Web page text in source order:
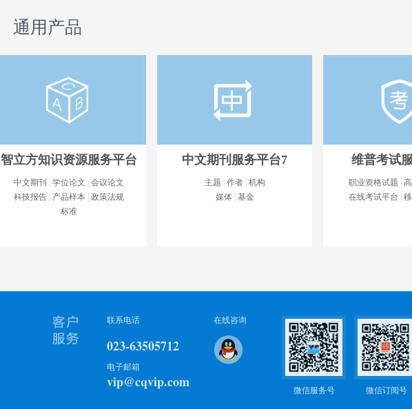
通用产品
详细..
智立方知识资源服务平台
中文期刊 | 学位论文 | 会议论文
科技报告| 产品样本| 政策法规
标准
中文期刊服务平台7
主题 | 作者| 机构
媒体| 基金
化...
详细..
进入产
维普考试
职业资格试题 |
在线考试平台 |
联系电话
023-63505712
电子邮箱
vip@cqvip.com
在线咨询
微信服务号 微信订阅号